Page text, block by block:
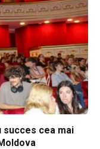
succes cea mai